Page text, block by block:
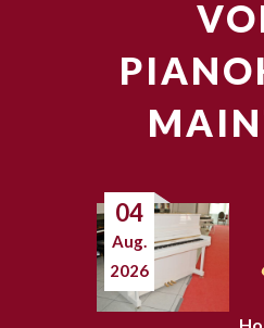
04
Aug.
2026